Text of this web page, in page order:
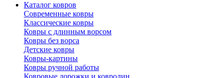
Каталог ковров
Современные ковры
Классические ковры
Ковры с длинным ворсом
Ковры без ворса
Детские ковры
Ковры-картины
Ковры ручной работы
Ковровые дорожки и ковролин